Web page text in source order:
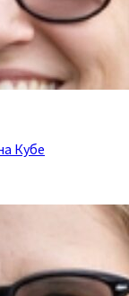
Кубе